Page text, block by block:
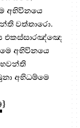
අභිවිනයෙ
වත්තාරො.
එකස්සාරඤ්ඤෙ
අභිවිනයෙ
භවන්ති
අභිධම්මෙ
}